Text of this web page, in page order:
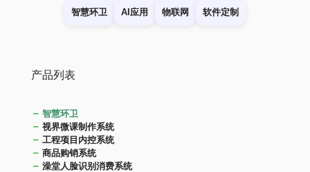
智慧环卫 AI应用 物联网 软件定制
产品列表
智慧环卫
视界微课制作系统
工程项目内控系统
商品购销系统
澡堂人脸识别消费系统